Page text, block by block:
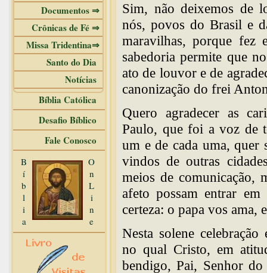
Documentos ⇒
Crônicas de Fé ⇒
Missa Tridentina⇒
Santo do Dia
Notícias
Bíblia Católica
Desafio Bíblico
Fale Conosco
B
í
b
l
i
a
O
n
L
i
n
e
Sim, não deixemos de
nós, povos do Brasil e
maravilhas, porque fez
sabedoria permite que
ato de louvor e de
canonização do frei
Quero agradecer as
Paulo, que foi a voz de
um e de cada uma, quer
vindos de outras
meios de comunicação,
afeto possam entrar em
certeza: o papa vos ama,
Nesta solene
no qual Cristo, em
bendigo, Pai, Senhor do